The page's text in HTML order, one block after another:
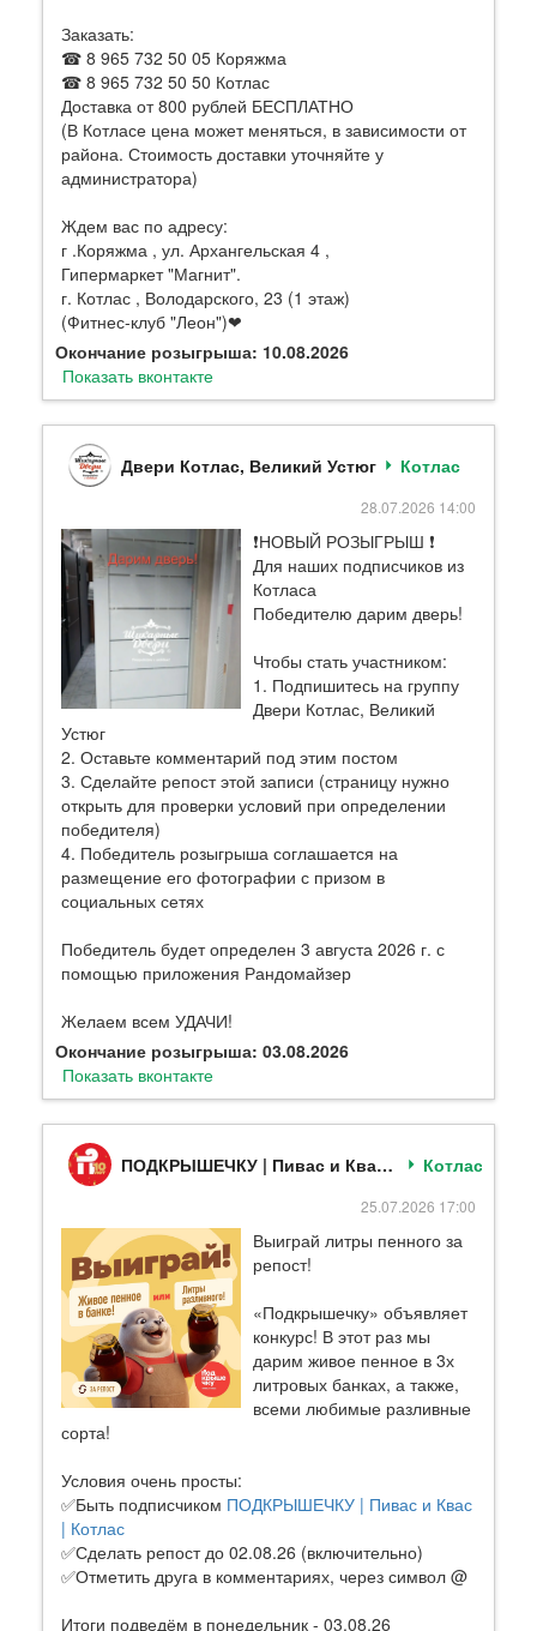
Заказать:
☎ 8 965 732 50 05 Коряжма
☎ 8 965 732 50 50 Котлас
Доставка от 800 рублей БЕСПЛАТНО
(В Котласе цена может меняться, в зависимости от
района. Стоимость доставки уточняйте у
администратора)
Ждем вас по адресу:
г .Коряжма , ул. Архангельская 4 ,
Гипермаркет "Магнит".
г. Котлас , Володарского, 23 (1 этаж)
(Фитнес-клуб "Леон")❤
Окончание розыгрыша: 10.08.2026
Показать вконтакте
Двери Котлас, Великий Устюг Котлас
28.07.2026 14:00
❗НОВЫЙ РОЗЫГРЫШ ❗
Для наших подписчиков из
Котласа
Победителю дарим дверь!
Чтобы стать участником:
1. Подпишитесь на группу
Двери Котлас, Великий
Устюг
2. Оставьте комментарий под этим постом
3. Сделайте репост этой записи (страницу нужно
открыть для проверки условий при определении
победителя)
4. Победитель розыгрыша соглашается на
размещение его фотографии с призом в
социальных сетях
Победитель будет определен 3 августа 2026 г. с
помощью приложения Рандомайзер
Желаем всем УДАЧИ!
Окончание розыгрыша: 03.08.2026
Показать вконтакте
ПОДКРЫШЕЧКУ | Пивас и Квас | Котлас Котлас
25.07.2026 17:00
Выиграй литры пенного за
репост!
«Подкрышечку» объявляет
конкурс! В этот раз мы
дарим живое пенное в 3х
литровых банках, а также,
всеми любимые разливные
сорта!
Условия очень просты:
✅Быть подписчиком ПОДКРЫШЕЧКУ | Пивас и Квас
| Котлас
✅Сделать репост до 02.08.26 (включительно)
✅Отметить друга в комментариях, через символ @
Итоги подведём в понедельник - 03.08.26